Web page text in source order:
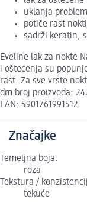
uklanja
potiče rast
sadrži keratin,
Eveline lak za nokte
i oštećenja su
rast. Za sve vrste
dm broj proizvoda:
EAN: 5901761991512
Značajke
Temeljna boja:
roza
Tekstura /
tekuće